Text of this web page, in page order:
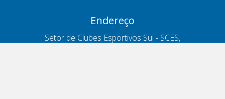
Endereço
Setor de Clubes Esportivos Sul - SCES,